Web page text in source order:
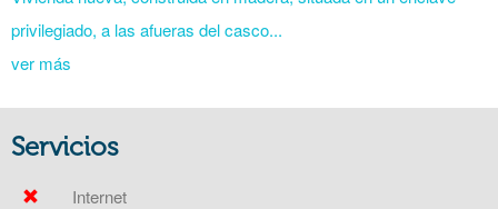
privilegiado, a las afueras del casco...
ver más
Servicios
Internet